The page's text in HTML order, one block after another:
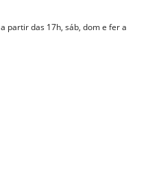
partir das 17h, sáb, dom e fer a